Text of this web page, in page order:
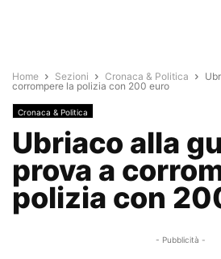
Home Sezioni Cronaca & Politica
corrompere la polizia con 200 euro
Cronaca & Politica
Ubriaco alla
prova a
polizia con
- Pubblicità -